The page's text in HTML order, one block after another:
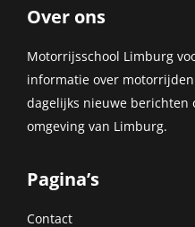
Over ons
Motorrijsschool Limburg
informatie over
dagelijks nieuwe
omgeving van Limburg.
Pagina’s
Contact